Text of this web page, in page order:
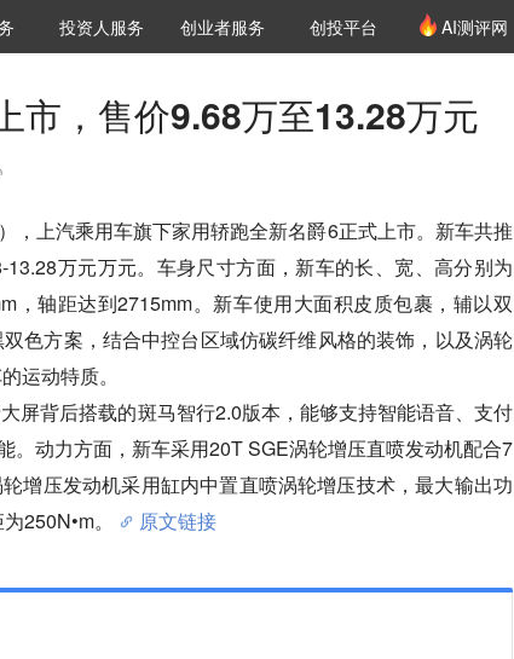
VClub投资机构库
投资机构职位推介
投资人服务 创投氪堂
创业者服务 创投平台 AI测评网
市，售价9.68万至13.28万元
，上汽乘用车旗下家用轿跑全新名爵6正式上市。新车共推
万元万元。车身尺寸方面，新车的长、宽、高分别为
，轴距达到2715mm。新车使用大面积皮质包裹，辅以双
色方案，结合中控台区域仿碳纤维风格的装饰，以及涡轮
运动特质。
屏背后搭载的斑马智行2.0版本，能够支持智能语音、支付
。动力方面，新车采用20T SGE涡轮增压直喷发动机配合7
增压发动机采用缸内中置直喷涡轮增压技术，最大输出功
250N•m。
原文链接